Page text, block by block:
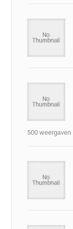
500 weergaven